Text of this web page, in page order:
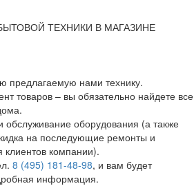
ТЕХНИКИ В МАГАЗИНЕ
предлагаемую нами технику.
товаров – вы обязательно найдете все
обслуживание оборудования (а также
на последующие ремонты и
клиентов компании).
8 (495) 181-48-98, и вам будет
информация.